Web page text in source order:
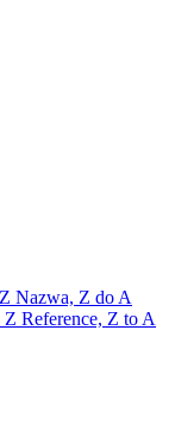
Nazwa, Z do A
Z Reference, Z to A